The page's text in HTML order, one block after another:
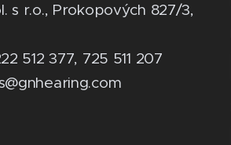
s r.o., Prokopových 827/3,
512 377, 725 511 207